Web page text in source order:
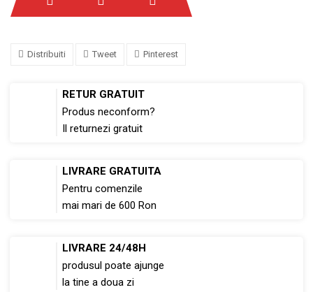
Distribuiti Tweet Pinterest
RETUR GRATUIT
Produs neconform?
Il returnezi gratuit
LIVRARE GRATUITA
Pentru comenzile
mai mari de 600 Ron
LIVRARE 24/48H
produsul poate ajunge
la tine a doua zi